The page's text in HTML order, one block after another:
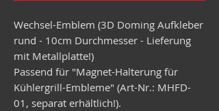
Wechsel-Emblem (3D Doming Aufkleber
rund - 10cm Durchmesser - Lieferung
mit Metallplatte!)
Passend für "Magnet-Halterung für
Kühlergrill-Embleme" (Art-Nr.: MHFD-
01, separat erhältlich!).